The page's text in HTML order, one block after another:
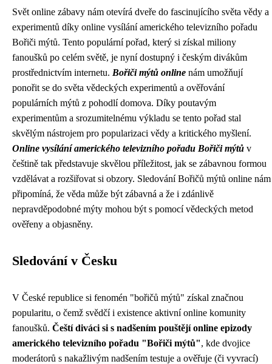
Svět online zábavy nám otevírá dveře do fascinujícího světa vědy a
experimentů díky online vysílání amerického televizního pořadu
Bořiči mýtů. Tento populární pořad, který si získal miliony
fanoušků po celém světě, je nyní dostupný i českým divákům
prostřednictvím internetu. Bořiči mýtů online nám umožňují
ponořit se do světa vědeckých experimentů a ověřování
populárních mýtů z pohodlí domova. Díky poutavým
experimentům a srozumitelnému výkladu se tento pořad stal
skvělým nástrojem pro popularizaci vědy a kritického myšlení.
Online vysílání amerického televizního pořadu Bořiči mýtů v
češtině tak představuje skvělou příležitost, jak se zábavnou formou
vzdělávat a rozšiřovat si obzory. Sledování Bořičů mýtů online nám
připomíná, že věda může být zábavná a že i zdánlivě
nepravděpodobné mýty mohou být s pomocí vědeckých metod
ověřeny a objasněny.
Sledování v Česku
V České republice si fenomén "bořičů mýtů" získal značnou
popularitu, o čemž svědčí i existence aktivní online komunity
fanoušků. Čeští diváci si s nadšením pouštějí online epizody
amerického televizního pořadu "Bořiči mýtů", kde dvojice
moderátorů s nakažlivým nadšením testuje a ověřuje (či vyvrací)